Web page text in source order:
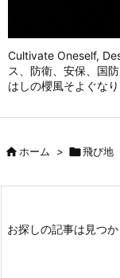
Cultivate Oneself,
ス、防衛、安保、国
はしの櫻風そよぐなり
ホーム > 飛び地
お探しの記事は見つか